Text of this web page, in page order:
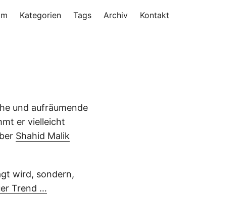
Kategorien Tags Archiv Kontakt
und aufräumende
er vielleicht
Shahid Malik
wird, sondern,
Trend …